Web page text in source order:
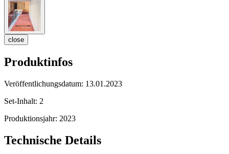
close
Produktinfos
Veröffentlichungsdatum: 13.01.2023
Set-Inhalt: 2
Produktionsjahr: 2023
Technische Details